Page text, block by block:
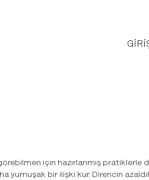
için hazırlanmış pratiklerle
yumuşak bir ilişki kur. Direncin